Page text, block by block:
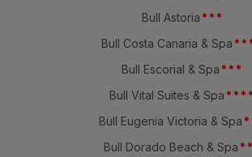
Bull Astoria * * *
Bull Costa Canaria & Spa * *
Bull Escorial & Spa * * *
Bull Vital Suites & Spa * * * *
Bull Eugenia Victoria & Spa *
Bull Dorado Beach & Spa * *